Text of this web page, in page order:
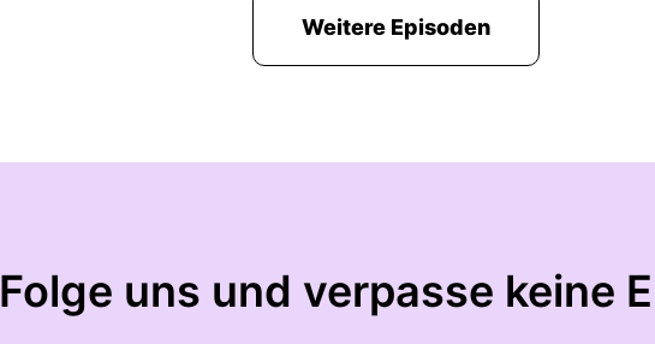
Weitere Episoden
Folge uns und verpasse keine